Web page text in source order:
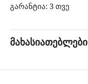
გარანტია: 3 თვე
მახასიათებლები